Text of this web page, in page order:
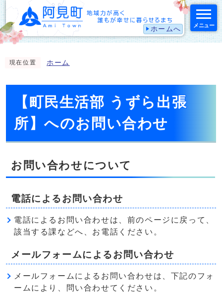
ホームへ メニュー
現在位置 ホーム
【町民生活部 うずら出張
所】へのお問い合わせ
お問い合わせについて
電話によるお問い合わせ
電話によるお問い合わせは、前のページに戻って、
該当する課などへ、お電話ください。
メールフォームによるお問い合わせ
メールフォームによるお問い合わせは、下記のフォ
ームにより、問い合わせてください。